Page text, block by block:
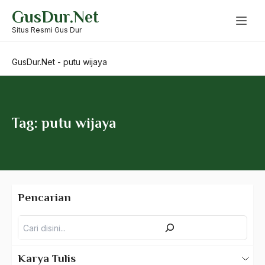
content
GusDur.Net
Situs Resmi Gus Dur
GusDur.Net - putu wijaya
Tag: putu wijaya
Pencarian
Karya Tulis
Proses yang Belum Selesai
Prospek di Masa Depan
Protestan
Proyeksi masa Depan
PT DDP
PT Duta Dunia Perintis